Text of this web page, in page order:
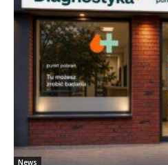
News